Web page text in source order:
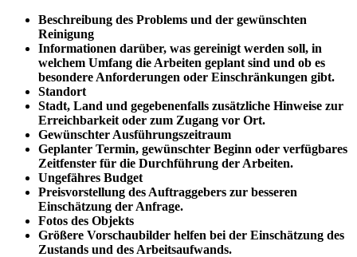
Beschreibung des Problems und der gewünschten
Reinigung
Informationen darüber, was gereinigt werden soll, in
welchem Umfang die Arbeiten geplant sind und ob es
besondere Anforderungen oder Einschränkungen gibt.
Standort
Stadt, Land und gegebenenfalls zusätzliche Hinweise zur
Erreichbarkeit oder zum Zugang vor Ort.
Gewünschter Ausführungszeitraum
Geplanter Termin, gewünschter Beginn oder verfügbares
Zeitfenster für die Durchführung der Arbeiten.
Ungefähres Budget
Preisvorstellung des Auftraggebers zur besseren
Einschätzung der Anfrage.
Fotos des Objekts
Größere Vorschaubilder helfen bei der Einschätzung des
Zustands und des Arbeitsaufwands.